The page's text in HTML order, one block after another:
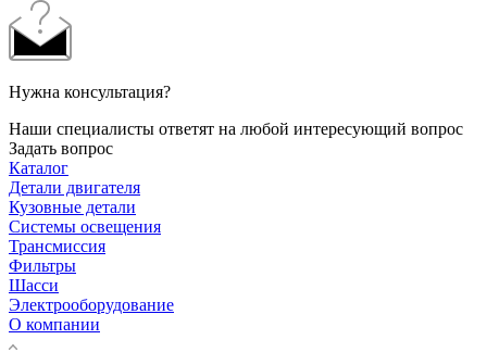
Нужна консультация?
Наши специалисты ответят на любой интересующий вопрос
Задать вопрос
Каталог
Детали двигателя
Кузовные детали
Системы освещения
Трансмиссия
Фильтры
Шасси
Электрооборудование
О компании